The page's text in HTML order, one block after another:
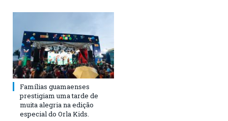
Famílias guamaenses
prestigiam uma tarde de
muita alegria na edição
especial do Orla Kids.